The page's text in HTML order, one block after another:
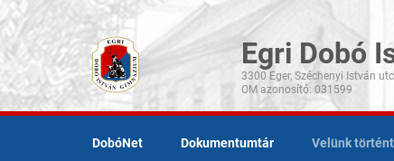
Egri Dobó
3300 Eger, Széchenyi István
DobóNet Dokumentumtár Velünk történt